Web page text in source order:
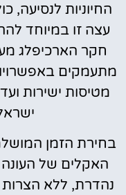
החיוניות לנסיעה,
עצה זו במיוחד
חקר הארכיפלג
מתעמקים
מטיסות ישירות
בחירת הזמן
האקלים של
נהדרת, ללא הצרות